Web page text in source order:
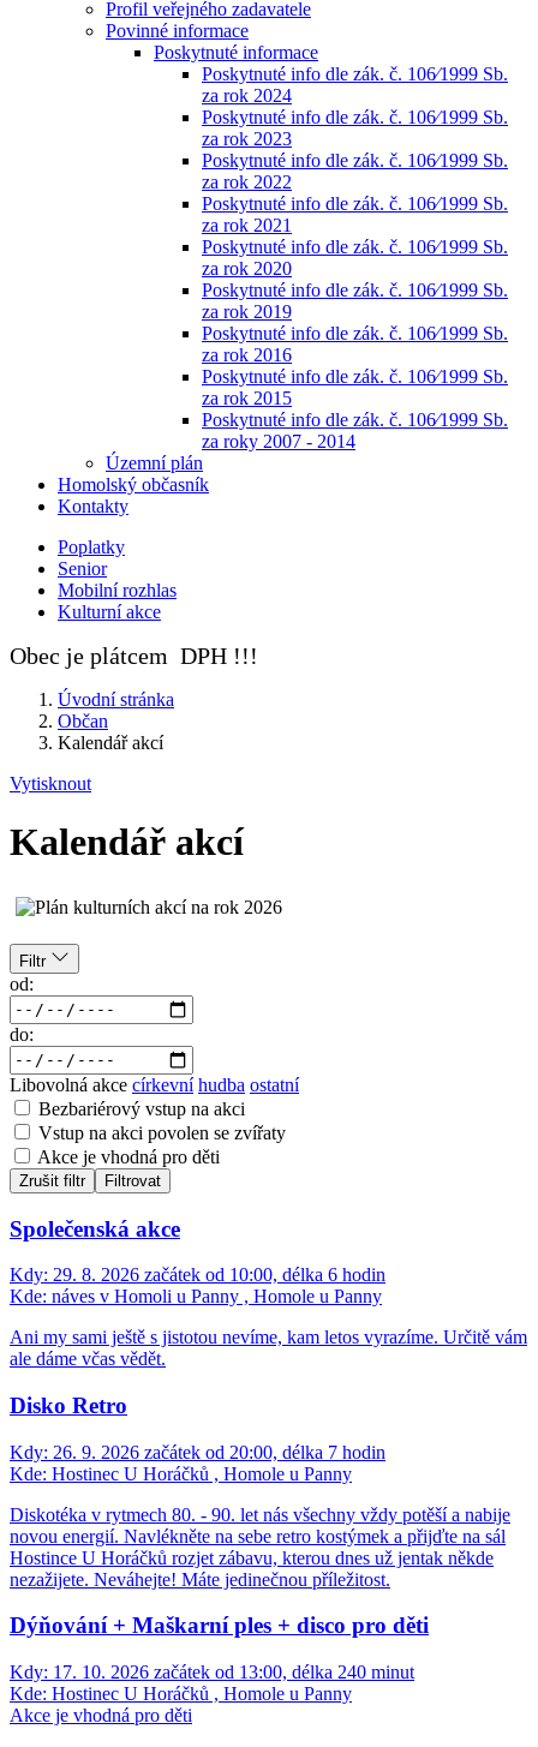
Profil veřejného zadavatele
Povinné informace
Poskytnuté informace
Poskytnuté info dle zák. č. 106⁄1999 Sb.
za rok 2024
Poskytnuté info dle zák. č. 106⁄1999 Sb.
za rok 2023
Poskytnuté info dle zák. č. 106⁄1999 Sb.
za rok 2022
Poskytnuté info dle zák. č. 106⁄1999 Sb.
za rok 2021
Poskytnuté info dle zák. č. 106⁄1999 Sb.
za rok 2020
Poskytnuté info dle zák. č. 106⁄1999 Sb.
za rok 2019
Poskytnuté info dle zák. č. 106⁄1999 Sb.
za rok 2016
Poskytnuté info dle zák. č. 106⁄1999 Sb.
za rok 2015
Poskytnuté info dle zák. č. 106⁄1999 Sb.
za roky 2007 - 2014
Územní plán
Homolský občasník
Kontakty
Poplatky
Senior
Mobilní rozhlas
Kulturní akce
Obec je plátcem DPH !!!
Úvodní stránka
Občan
Kalendář akcí
Vytisknout
Kalendář akcí
Filtr
od:
do:
Libovolná akce církevní hudba ostatní
Bezbariérový vstup na akci
Vstup na akci povolen se zvířaty
Akce je vhodná pro děti
Zrušit filtr Filtrovat
Společenská akce
Kdy: 29. 8. 2026 začátek od 10:00, délka 6 hodin
Kde: náves v Homoli u Panny , Homole u Panny
Ani my sami ještě s jistotou nevíme, kam letos vyrazíme. Určitě vám
ale dáme včas vědět.
Disko Retro
Kdy: 26. 9. 2026 začátek od 20:00, délka 7 hodin
Kde: Hostinec U Horáčků , Homole u Panny
Diskotéka v rytmech 80. - 90. let nás všechny vždy potěší a nabije
novou energií. Navlékněte na sebe retro kostýmek a přijďte na sál
Hostince U Horáčků rozjet zábavu, kterou dnes už jentak někde
nezažijete. Neváhejte! Máte jedinečnou příležitost.
Dýňování + Maškarní ples + disco pro děti
Kdy: 17. 10. 2026 začátek od 13:00, délka 240 minut
Kde: Hostinec U Horáčků , Homole u Panny
Akce je vhodná pro děti